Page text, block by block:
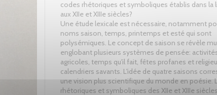
codes rhétoriques et symboliques établis dans la
aux XIIe et XIIIe siècles?
Une étude lexicale est nécessaire, notamment
noms saison, temps, printemps et esté qui sont
polysémiques. Le concept de saison se révèle
englobant plusieurs systèmes de pensée:
agricoles, temps qu'il fait, fêtes profanes et
calendriers savants. L'idée de quatre saisons
une vision plus scientifique du monde en poésie.
rhétoriques et symboliques des XIIe et XIIIe